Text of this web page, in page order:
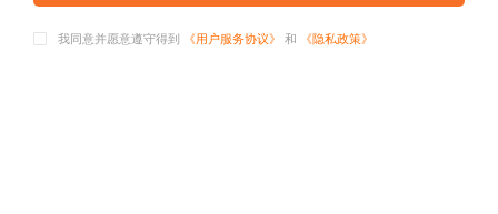
我同意并愿意遵守得到 《用户服务协议》 和 《隐私政策》